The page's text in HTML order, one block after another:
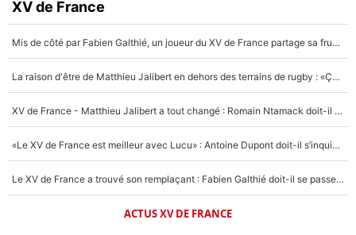
XV de France
Mis de côté par Fabien Galthié, un joueur du XV de France partage sa frustration : «ils ne me l’ont pas dit tout de suite»
La raison d'être de Matthieu Jalibert en dehors des terrains de rugby : «Ça m'atteint autant que si tu touches à un membre de ma famille»
XV de France - Matthieu Jalibert a tout changé : Romain Ntamack doit-il s’inquiéter pour sa place à un an de la Coupe du monde ?
«Le XV de France est meilleur avec Lucu» : Antoine Dupont doit-il s’inquiéter pour sa place ?
Le XV de France a trouvé son remplaçant : Fabien Galthié doit-il se passer d'Antoine Dupont ?
ACTUS XV DE FRANCE